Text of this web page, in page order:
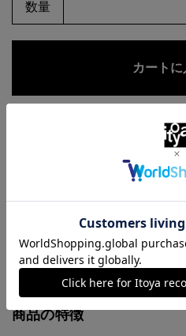
数量
商品・在庫について
返品・
送料について
商品の特徴